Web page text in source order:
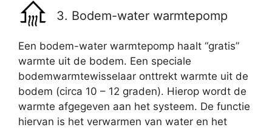
3. Bodem-water warmtepomp
Een bodem-water warmtepomp haalt “gratis”
warmte uit de bodem. Een speciale
bodemwarmtewisselaar onttrekt warmte uit de
bodem (circa 10 – 12 graden). Hierop wordt de
warmte afgegeven aan het systeem. De functie
hiervan is het verwarmen van water en het